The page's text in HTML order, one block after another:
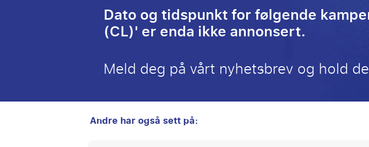
Dato og tidspunkt for følgende
(CL)' er enda ikke annonsert.
Meld deg på vårt nyhetsbrev og hold
Andre har også sett på: